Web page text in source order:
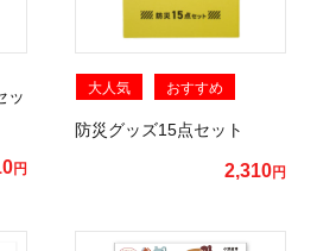
ッ
円
大人気 おすすめ
防災グッズ15点セット
2,310円